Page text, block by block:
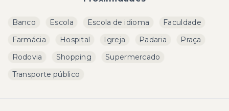
Banco Escola Escola de idioma
Faculdade
Farmácia
Hospital Igreja Padaria
Praça
Rodovia
Shopping
Supermercado
Transporte público